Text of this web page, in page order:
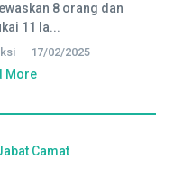
8 orang dan
11 la...
17/02/2025
More
Camat